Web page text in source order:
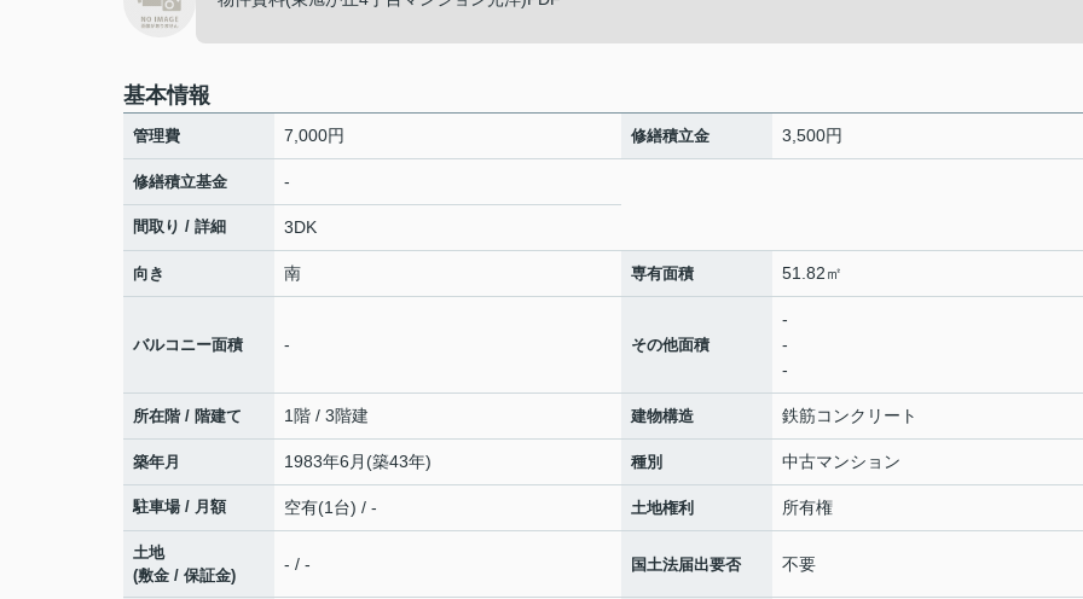
基本情報
管理費 7,000円 修繕積立金 3,500円
修繕積立基金 -
間取り / 詳細 3DK
向き 南 専有面積 51.82㎡
バルコニー面積 - その他面積
-
-
-
所在階 / 階建て 1階 / 3階建 建物構造 鉄筋コンクリート
築年月 1983年6月(築43年) 種別 中古マンション
駐車場 / 月額 空有(1台) / - 土地権利 所有権
土地
(敷金 / 保証金)
- / - 国土法届出要否 不要